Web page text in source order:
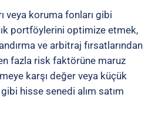
veya koruma fonları gibi
portföylerini optimize etmek,
ve arbitraj fırsatlarından
fazla risk faktörüne maruz
karşı değer veya küçük
gibi hisse senedi alım satım